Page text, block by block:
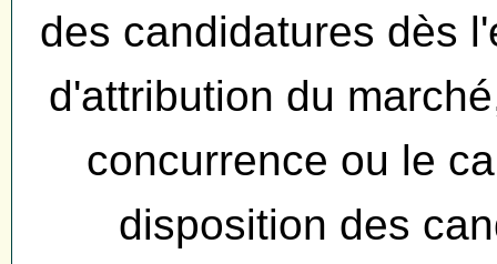
des candidatures dès
d'attribution du
concurrence ou le
disposition des